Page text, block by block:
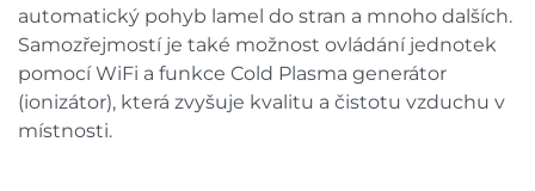
automatický pohyb lamel do stran a mnoho dalších.
Samozřejmostí je také možnost ovládání jednotek
pomocí WiFi a funkce Cold Plasma generátor
(ionizátor), která zvyšuje kvalitu a čistotu vzduchu v
místnosti.